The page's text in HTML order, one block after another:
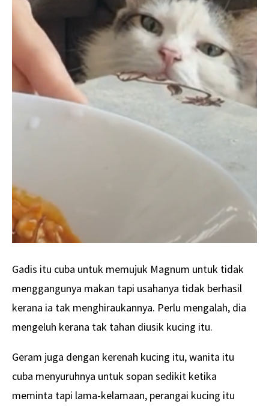
Gadis itu cuba untuk memujuk Magnum untuk tidak
menggangunya makan tapi usahanya tidak berhasil
kerana ia tak menghiraukannya. Perlu mengalah, dia
mengeluh kerana tak tahan diusik kucing itu.
Geram juga dengan kerenah kucing itu, wanita itu
cuba menyuruhnya untuk sopan sedikit ketika
meminta tapi lama-kelamaan, perangai kucing itu